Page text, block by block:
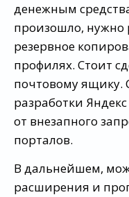
денежным
произошло, нужно
резервное
профилях. Стоит
почтовому ящику.
разработки
от внезапного
порталов.
В дальнейшем,
расширения и